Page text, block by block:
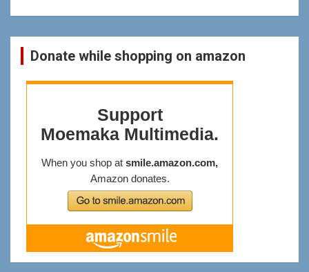
Donate while shopping on amazon